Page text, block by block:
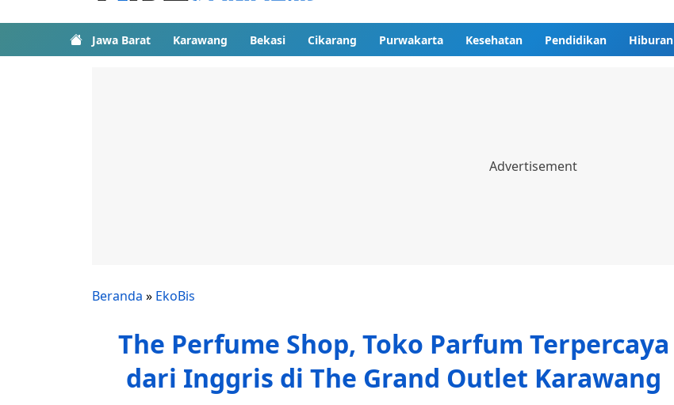
Jawa Barat Karawang Bekasi Cikarang Purwakarta Kesehatan Pendidikan Hiburan
Beranda » EkoBis
The Perfume Shop, Toko Parfum Terpercaya
dari Inggris di The Grand Outlet Karawang